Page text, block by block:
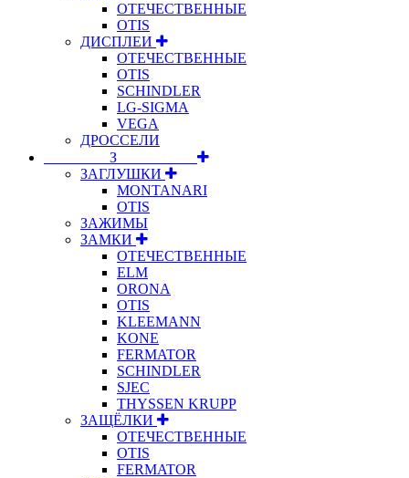
ОТЕЧЕСТВЕННЫЕ
OTIS
ДИСПЛЕИ
ОТЕЧЕСТВЕННЫЕ
OTIS
SCHINDLER
LG-SIGMA
VEGA
ДРОССЕЛИ
⠀⠀⠀⠀⠀⠀З⠀⠀⠀⠀⠀⠀⠀
ЗАГЛУШКИ
MONTANARI
OTIS
ЗАЖИМЫ
ЗАМКИ
ОТЕЧЕСТВЕННЫЕ
ELM
ORONA
OTIS
KLEEMANN
KONE
FERMATOR
SCHINDLER
SJEC
THYSSEN KRUPP
ЗАЩЁЛКИ
ОТЕЧЕСТВЕННЫЕ
OTIS
FERMATOR